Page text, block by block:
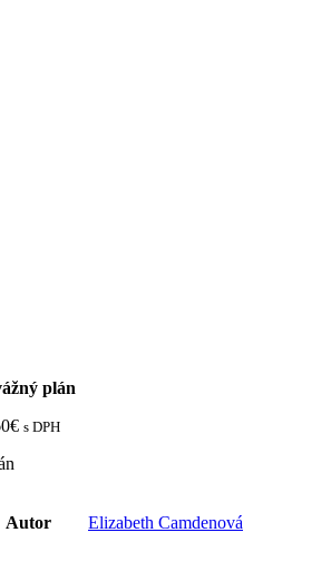
plán
€ s DPH
Autor Elizabeth Camdenová